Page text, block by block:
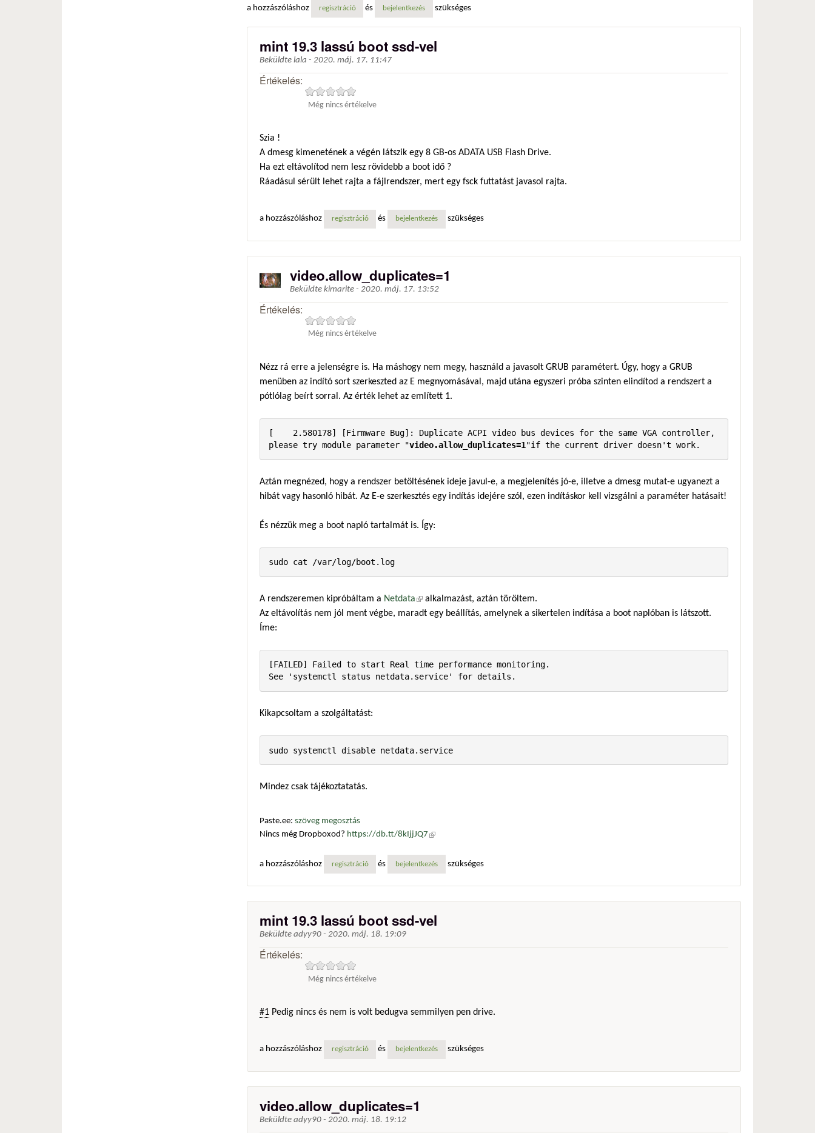
a hozzászóláshoz regisztráció és bejelentkezés szükséges
mint 19.3 lassú boot ssd-vel
Beküldte lala - 2020. máj. 17. 11:47
Értékelés:
Még nincs értékelve
Szia !
A dmesg kimenetének a végén látszik egy 8 GB-os ADATA USB Flash Drive.
Ha ezt eltávolítod nem lesz rövidebb a boot idő ?
Ráadásul sérült lehet rajta a fájlrendszer, mert egy fsck futtatást javasol rajta.
a hozzászóláshoz regisztráció és bejelentkezés szükséges
video.allow_duplicates=1
Beküldte kimarite - 2020. máj. 17. 13:52
Értékelés:
Még nincs értékelve
Nézz rá erre a jelenségre is. Ha máshogy nem megy, használd a javasolt GRUB paramétert. Úgy, hogy a GRUB
menüben az indító sort szerkeszted az E megnyomásával, majd utána egyszeri próba szinten elindítod a rendszert a
pótlólag beírt sorral. Az érték lehet az említett 1.
[    2.580178] [Firmware Bug]: Duplicate ACPI video bus devices for the same VGA controller,
please try module parameter "video.allow_duplicates=1"if the current driver doesn't work.
Aztán megnézed, hogy a rendszer betöltésének ideje javul-e, a megjelenítés jó-e, illetve a dmesg mutat-e ugyanezt a
hibát vagy hasonló hibát. Az E-e szerkesztés egy indítás idejére szól, ezen indításkor kell vizsgálni a paraméter hatásait!
És nézzük meg a boot napló tartalmát is. Így:
sudo cat /var/log/boot.log
A rendszeremen kipróbáltam a Netdata(külső hivatkozás)
alkalmazást, aztán töröltem.
Az eltávolítás nem jól ment végbe, maradt egy beállítás, amelynek a sikertelen indítása a boot naplóban is látszott.
Íme:
[FAILED] Failed to start Real time performance monitoring.
See 'systemctl status netdata.service' for details.
Kikapcsoltam a szolgáltatást:
sudo systemctl disable netdata.service
Mindez csak tájékoztatatás.
Paste.ee: szöveg megosztás
Nincs még Dropboxod? https://db.tt/8kIjjJQ7 (külső hivatkozás)
a hozzászóláshoz regisztráció és bejelentkezés szükséges
mint 19.3 lassú boot ssd-vel
Beküldte adyy90 - 2020. máj. 18. 19:09
Értékelés:
Még nincs értékelve
#1 Pedig nincs és nem is volt bedugva semmilyen pen drive.
a hozzászóláshoz regisztráció és bejelentkezés szükséges
video.allow_duplicates=1
Beküldte adyy90 - 2020. máj. 18. 19:12